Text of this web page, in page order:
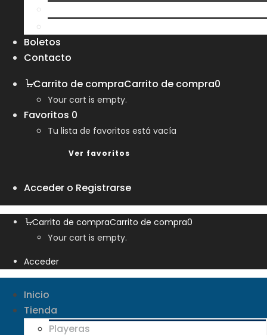
Boletos
Contacto
Carrito de compraCarrito de compra0
Your cart is empty.
Favoritos 0
Tu lista de favoritos está vacía
Ver favoritos
Acceder o Registrarse
Carrito de compraCarrito de compra0
Your cart is empty.
Acceder
Inicio
Tienda
Playeras